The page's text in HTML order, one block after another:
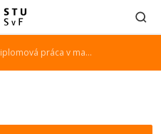
materiálových vedách 2019/2020